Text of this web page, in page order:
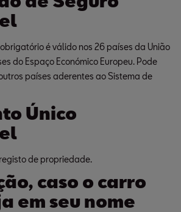
é válido nos 26 países da União
do Espaço Económico Europeu. Pode
países aderentes ao Sistema de
Único
de propriedade.
caso o carro
em seu nome